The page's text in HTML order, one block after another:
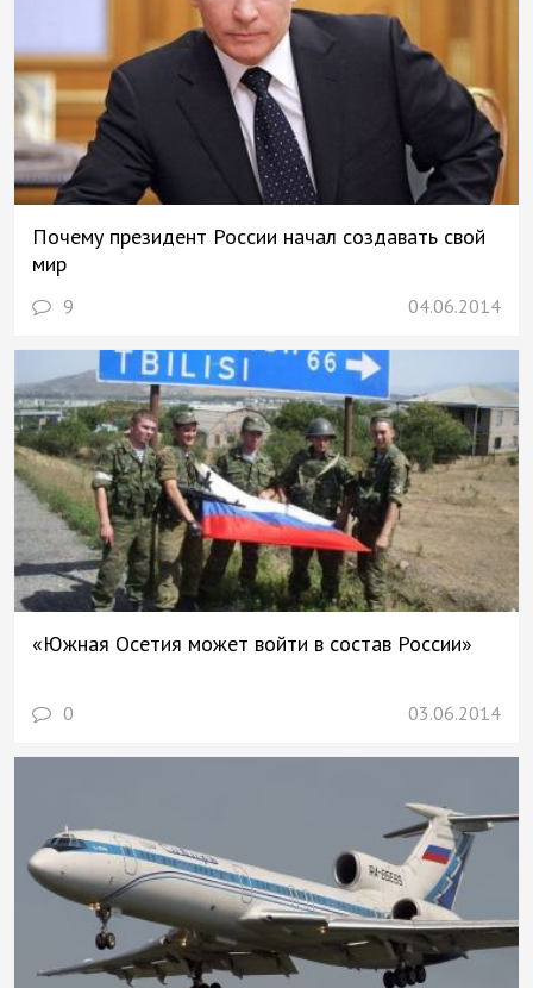
Почему президент России начал создавать свой
мир
9 04.06.2014
«Южная Осетия может войти в состав России»
0 03.06.2014